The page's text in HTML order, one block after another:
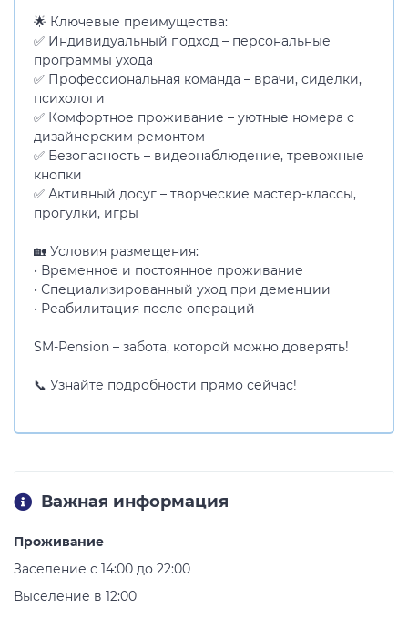
🌟 Ключевые преимущества:
✅ Индивидуальный подход – персональные
программы ухода
✅ Профессиональная команда – врачи, сиделки,
психологи
✅ Комфортное проживание – уютные номера с
дизайнерским ремонтом
✅ Безопасность – видеонаблюдение, тревожные
кнопки
✅ Активный досуг – творческие мастер-классы,
прогулки, игры
🏡 Условия размещения:
• Временное и постоянное проживание
• Специализированный уход при деменции
• Реабилитация после операций
SM-Pension – забота, которой можно доверять!
📞 Узнайте подробности прямо сейчас!
Важная информация
Проживание
Заселение с 14:00 до 22:00
Выселение в 12:00